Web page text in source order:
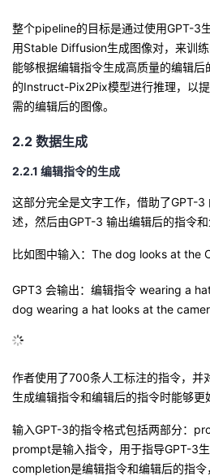
动
关
注
证
实
验
的
收
藏
持
建
议
整个pipeline的目标是通过使用GPT-3
用Stable Diffusion生成图像对，来训
能够根据编辑指令生成高质量的编辑后
的Instruct-Pix2Pix模型进行推理，以
需的编辑后的图像。
2.2 数据生成
2.2.1 编辑指令的生成
这部分完全是文字工作，借助了GPT-
述，然后由GPT-3 输出编辑后的指令
比如图中输入：The dog looks at the
GPT3 会输出：编辑指令 wearing a
dog wearing a hat looks at the
作者使用了700条人工标注的指令，并
生成编辑指令和编辑后的指令时能够更
输入GPT-3的指令格式包括两部分：
prompt是输入指令，用于指导GPT-3生
completion是编辑指令和编辑后的指